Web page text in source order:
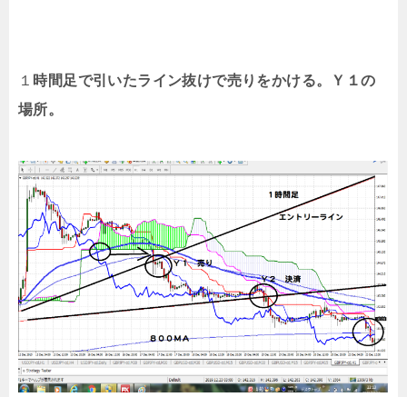
１ 時間足で引いたライン抜けで売りをかける。Ｙ１の
場所。